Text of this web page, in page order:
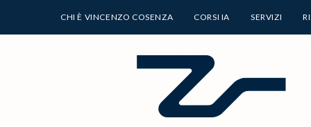
CHI È VINCENZO COSENZA CORSI IA SERVIZI